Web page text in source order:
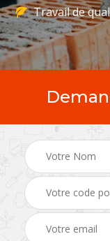
Travail de